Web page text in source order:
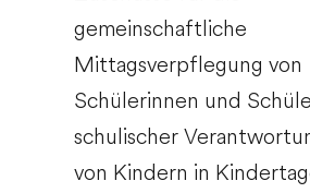
gemeinschaftliche
Mittagsverpflegung von
Schülerinnen und
schulischer
von Kindern in